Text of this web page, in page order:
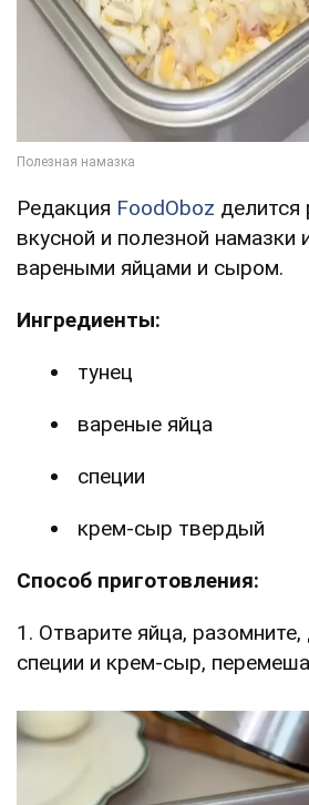
Редакция FoodOboz делится
вкусной и полезной намазки
вареными яйцами и сыром.
Ингредиенты:
тунец
вареные яйца
специи
крем-сыр твердый
Способ приготовления:
1. Отварите яйца, разомните,
специи и крем-сыр,